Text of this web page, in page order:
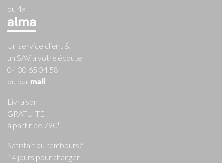
ou 4x
Un service client &
un SAV à votre écoute
04 30 65 04 58
ou par mail
Livraison
GRATUITE
à partir de 79€*
Satisfait ou remboursé
14 jours pour changer